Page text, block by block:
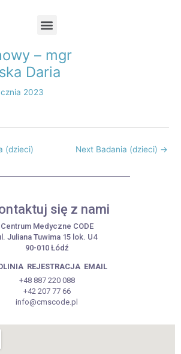
– mgr
Daria
2023
(dzieci) Next Badania (dzieci) →
się z nami
Centrum Medyczne CODE
Juliana Tuwima 15 lok. U4
90-010 Łódź
REJESTRACJA EMAIL
+48 887 220 088
+42 207 77 66
info@cmscode.pl